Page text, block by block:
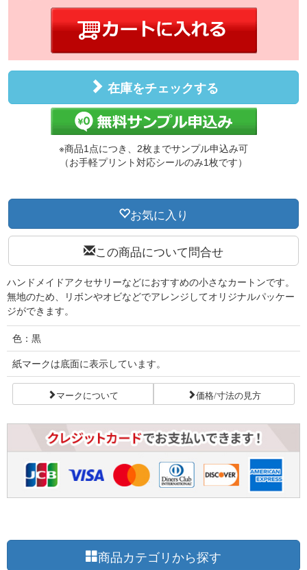
在庫をチェックする
※商品1点につき、2枚までサンプル申込み可
（お手軽プリント対応シールのみ1枚です）
お気に入り
この商品について問合せ
ハンドメイドアクセサリーなどにおすすめの小さなカートンです。
無地のため、リボンやオビなどでアレンジしてオリジナルパッケー
ジができます。
色：黒
紙マークは底面に表示しています。
マークについて 価格/寸法の見方
商品カテゴリから探す